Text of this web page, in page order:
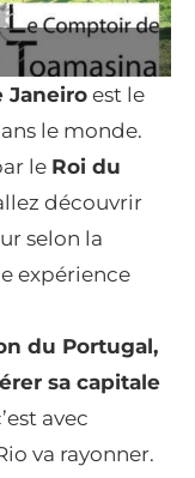
Janeiro est le
le monde.
le Roi du
découvrir
selon la
expérience
du Portugal,
sa capitale
avec
va rayonner.